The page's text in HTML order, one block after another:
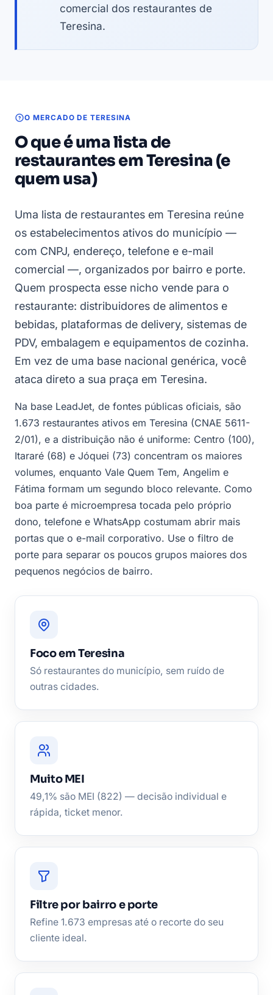
comercial dos restaurantes de
Teresina.
O MERCADO DE TERESINA
O que é uma lista de
restaurantes em Teresina (e
quem usa)
Uma lista de restaurantes em Teresina reúne
os estabelecimentos ativos do município —
com CNPJ, endereço, telefone e e-mail
comercial —, organizados por bairro e porte.
Quem prospecta esse nicho vende para o
restaurante: distribuidores de alimentos e
bebidas, plataformas de delivery, sistemas de
PDV, embalagem e equipamentos de cozinha.
Em vez de uma base nacional genérica, você
ataca direto a sua praça em Teresina.
Na base LeadJet, de fontes públicas oficiais, são
1.673 restaurantes ativos em Teresina (CNAE 5611-
2/01), e a distribuição não é uniforme: Centro (100),
Itararé (68) e Jóquei (73) concentram os maiores
volumes, enquanto Vale Quem Tem, Angelim e
Fátima formam um segundo bloco relevante. Como
boa parte é microempresa tocada pelo próprio
dono, telefone e WhatsApp costumam abrir mais
portas que o e-mail corporativo. Use o filtro de
porte para separar os poucos grupos maiores dos
pequenos negócios de bairro.
Foco em Teresina
Só restaurantes do município, sem ruído de
outras cidades.
Muito MEI
49,1% são MEI (822) — decisão individual e
rápida, ticket menor.
Filtre por bairro e porte
Refine 1.673 empresas até o recorte do seu
cliente ideal.